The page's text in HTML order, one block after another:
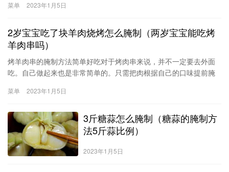
三天，有太阳就可以凉晒了，根据当时的气温晒至七至半月即可，
菜单 2023年1月5日
2岁宝宝吃了块羊肉烧烤怎么腌制（两岁宝宝能吃烤
羊肉串吗）
烤羊肉串的腌制方法简单好吃对于烤肉串来说，并不一定要去外面
吃。自己做起来也是非常简单的。只需把肉根据自己的口味提前腌
我觉得洋葱满提味的。另外还可加一些青红椒等。总之做法随意，
卡)羊肉400g方法/步骤准备好羊肉，洗净。羊肉切小块。葱切小
圈，加入羊肉中。加入生抽。加入
菜单 2023年1月5日
3斤糖蒜怎么腌制（糖蒜的腌制方
法5斤蒜比例）
2023年1月5日